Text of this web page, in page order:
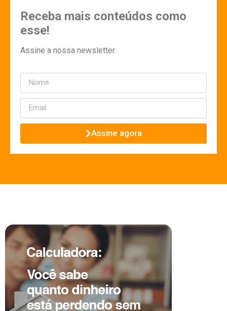
Receba mais conteúdos como
esse!
Assine a nossa newsletter
Assine agora